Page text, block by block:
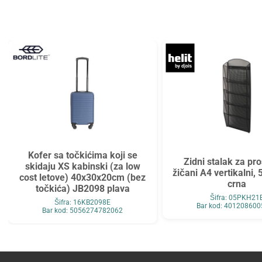
Vega
Kofer sa točkićima koji se
skidaju XS kabinski (za low
cost letove) 40x30x20cm (bez
točkića) JB2098 plava
Šifra: 16KB2098E
Bar kod: 5056274782062
Zidni stalak za
žičani A4 vertikalni,
crna
Šifra:
Bar kod: